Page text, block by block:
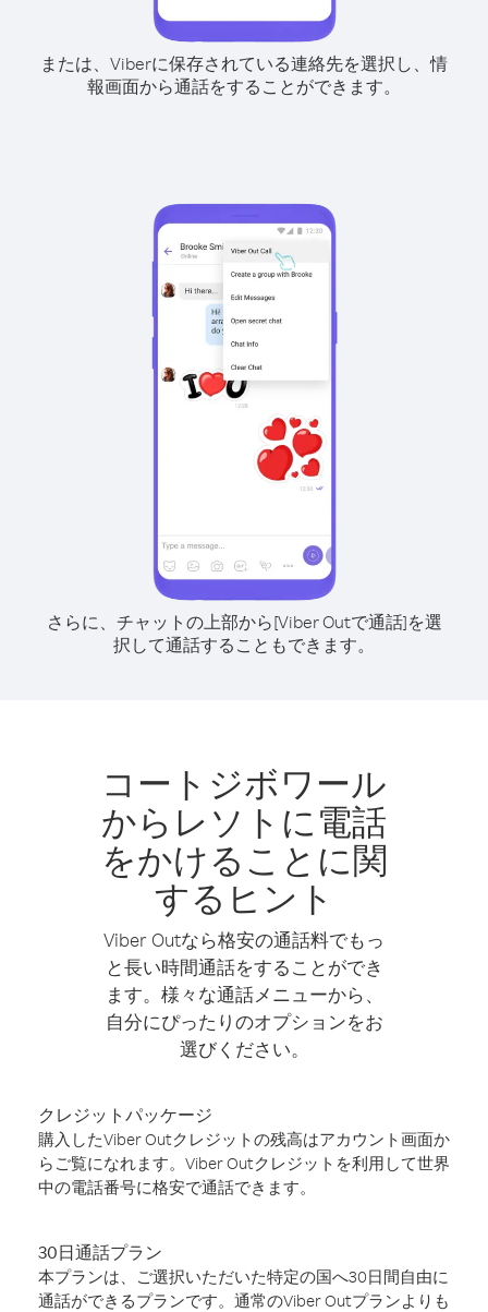
または、Viberに保存されている連絡先を選択し、情
報画面から通話をすることができます。
さらに、チャットの上部から[Viber Outで通話]を選
択して通話することもできます。
コートジボワール
からレソトに電話
をかけることに関
するヒント
Viber Outなら格安の通話料でもっ
と長い時間通話をすることができ
ます。様々な通話メニューから、
自分にぴったりのオプションをお
選びください。
クレジットパッケージ
購入したViber Outクレジットの残高はアカウント画面か
らご覧になれます。Viber Outクレジットを利用して世界
中の電話番号に格安で通話できます。
30日通話プラン
本プランは、ご選択いただいた特定の国へ30日間自由に
通話ができるプランです。通常のViber Outプランよりも